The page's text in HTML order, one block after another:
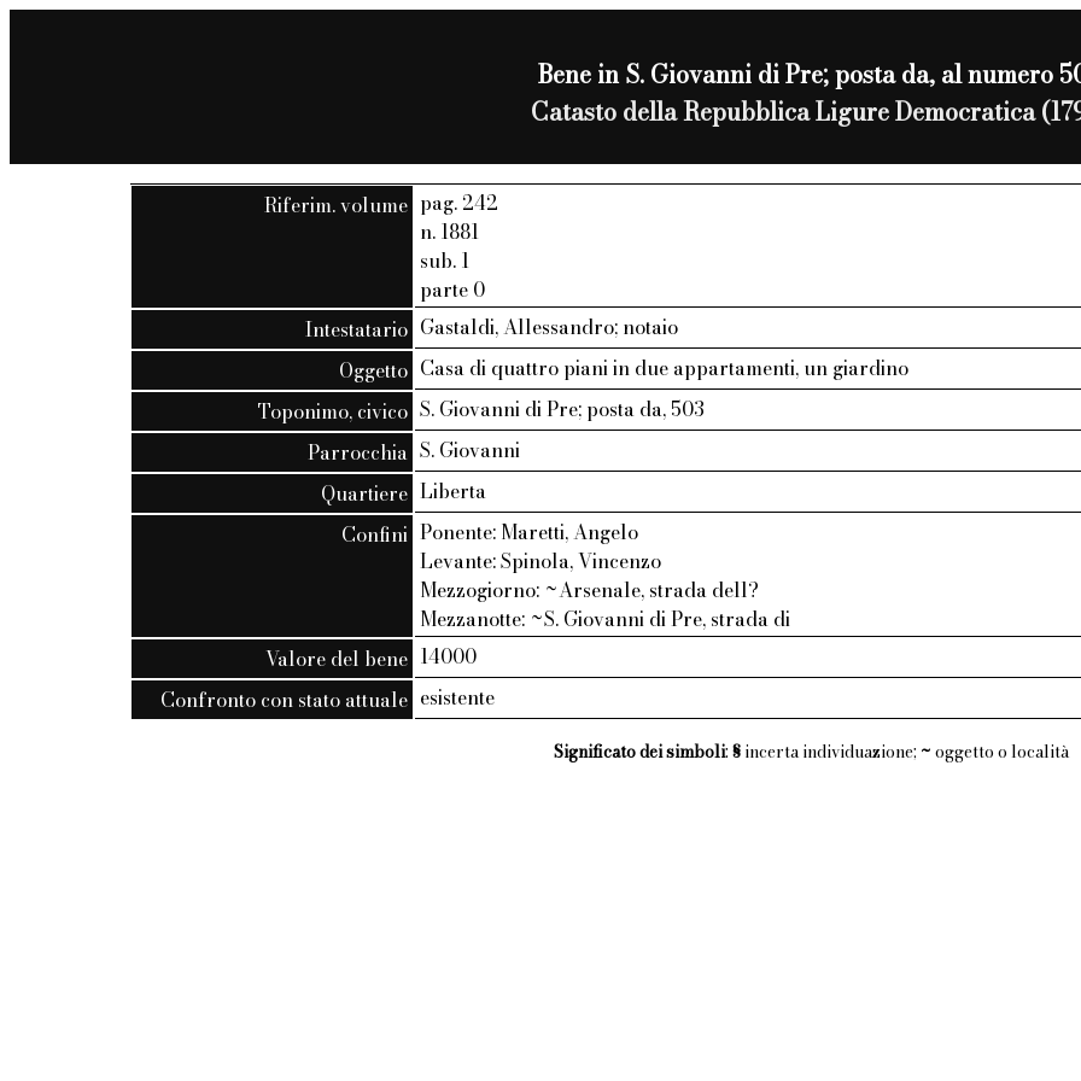
Bene in S. Giovanni di Pre; posta da, al numero
Catasto della Repubblica Ligure Democratica
Riferim. volume pag. 242
n. 1881
sub. 1
parte 0
Intestatario Gastaldi, Allessandro; notaio
Oggetto Casa di quattro piani in due appartamenti, un giardino
Toponimo, civico S. Giovanni di Pre; posta da, 503
Parrocchia S. Giovanni
Quartiere Liberta
Confini Ponente: Maretti, Angelo
Levante: Spinola, Vincenzo
Mezzogiorno: ~Arsenale, strada dell?
Mezzanotte: ~S. Giovanni di Pre, strada di
Valore del bene 14000
Confronto con stato attuale esistente
Significato dei simboli: §incerta individuazione; ~ oggetto o località